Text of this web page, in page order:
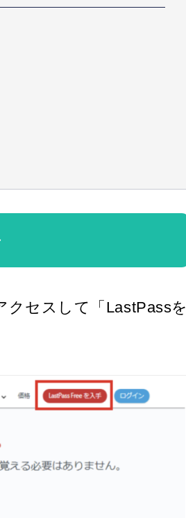
クセスして「LastPassを